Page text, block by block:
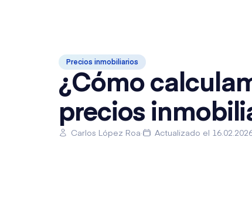
Precios inmobiliarios
¿Cómo
precios
Carlos López Roa· Actualizado el